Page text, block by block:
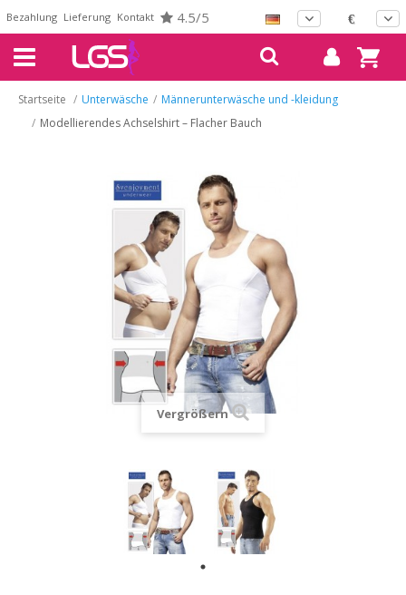
Bezahlung Lieferung Kontakt 4.5/5 €
Startseite / Unterwäsche / Männerunterwäsche und -kleidung
/ Modellierendes Achselshirt – Flacher Bauch
Vergrößern